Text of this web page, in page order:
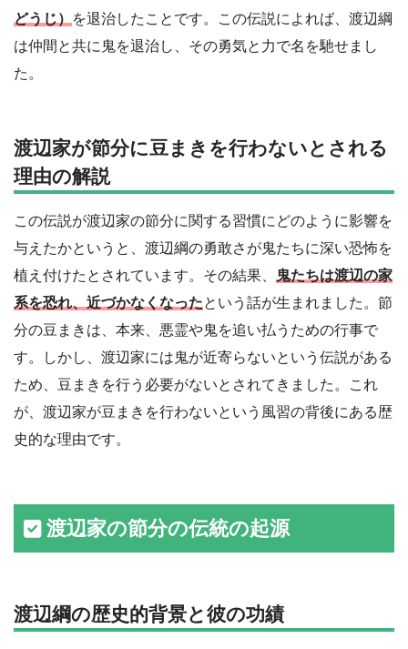
どうじ）
を退治したことです。この伝説によれば、渡辺綱
は仲間と共に鬼を退治し、その勇気と力で名を馳せまし
た。
渡辺家が節分に豆まきを行わないとされる
理由の解説
この伝説が渡辺家の節分に関する習慣にどのように影響を
与えたかというと、渡辺綱の勇敢さが鬼たちに深い恐怖を
植え付けたとされています。その結果、
鬼たちは渡辺の家
系を恐れ、近づかなくなったという話が生まれました。節
分の豆まきは、本来、悪霊や鬼を追い払うための行事で
す。しかし、渡辺家には鬼が近寄らないという伝説がある
ため、豆まきを行う必要がないとされてきました。これ
が、渡辺家が豆まきを行わないという風習の背後にある歴
史的な理由です。
渡辺家の節分の伝統の起源
渡辺綱の歴史的背景と彼の功績